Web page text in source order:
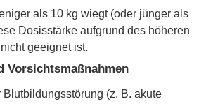
als 10 kg wiegt (oder jünger als
Dosisstärke aufgrund des höheren
geeignet ist.
Vorsichtsmaßnahmen
Blutbildungsstörung (z. B. akute